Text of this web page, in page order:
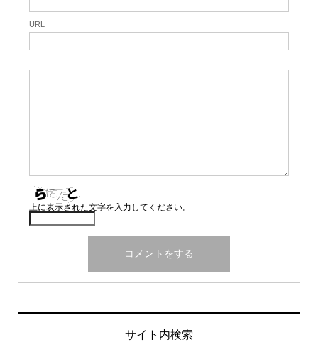
URL
上に表示された文字を入力してください。
サイト内検索